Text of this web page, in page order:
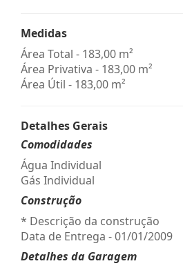
Medidas
Área Total - 183,00 m²
Área Privativa - 183,00 m²
Área Útil - 183,00 m²
Detalhes Gerais
Comodidades
Água Individual
Gás Individual
Construção
* Descrição da construção
Data de Entrega - 01/01/2009
Detalhes da Garagem